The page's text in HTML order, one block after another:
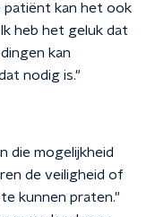
patiënt kan het ook
heb het geluk dat
kan
nodig is."
die mogelijkheid
de veiligheid of
kunnen praten."